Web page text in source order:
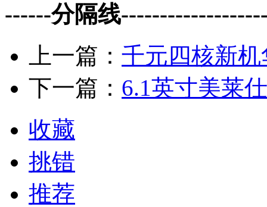
------分隔线
上一篇： 千元四核新机
下一篇： 6.1英寸美莱
收藏
挑错
推荐